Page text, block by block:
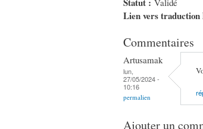
Lien vers traduction
Commentaires
Artusamak
lun,
27/05/2024 -
10:16
permalien
Ajouter un